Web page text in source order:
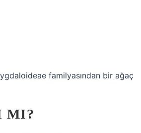
familyasından bir ağaç
MI?